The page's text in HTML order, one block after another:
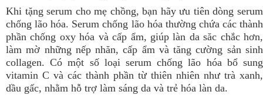
Khi tặng serum cho mẹ chồng, bạn hãy ưu tiên dòng serum
chống lão hóa. Serum chống lão hóa thường chứa các thành
phần chống oxy hóa và cấp ẩm, giúp làn da săc chắc hơn,
làm mờ những nếp nhăn, cấp ẩm và tăng cường sản sinh
collagen. Có một số loại serum chống lão hóa bổ sung
vitamin C và các thành phần từ thiên nhiên như trà xanh,
dầu gấc, nhằm hỗ trợ làm sáng da và trẻ hóa làn da.